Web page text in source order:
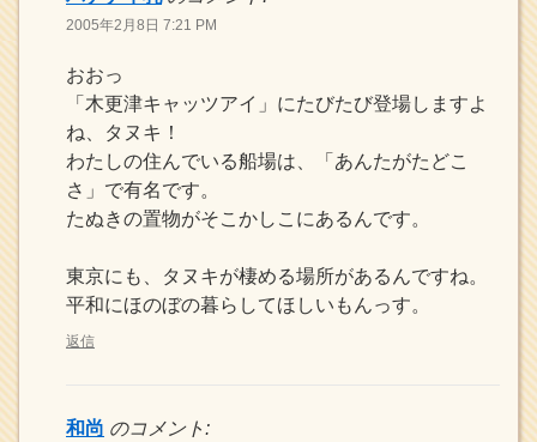
2005年2月8日 7:21 PM
おおっ
「木更津キャッツアイ」にたびたび登場しますよ
ね、タヌキ！
わたしの住んでいる船場は、「あんたがたどこ
さ」で有名です。
たぬきの置物がそこかしこにあるんです。
東京にも、タヌキが棲める場所があるんですね。
平和にほのぼの暮らしてほしいもんっす。
返信
和尚 のコメント: